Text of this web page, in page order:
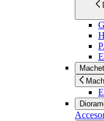
Decal – Piese Foto-Gravate și Zimmerit